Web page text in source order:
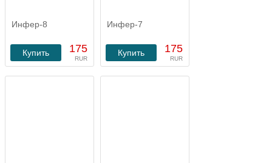
Инфер-8
175
RUR
Купить
Инфер-7
175
RUR
Купить